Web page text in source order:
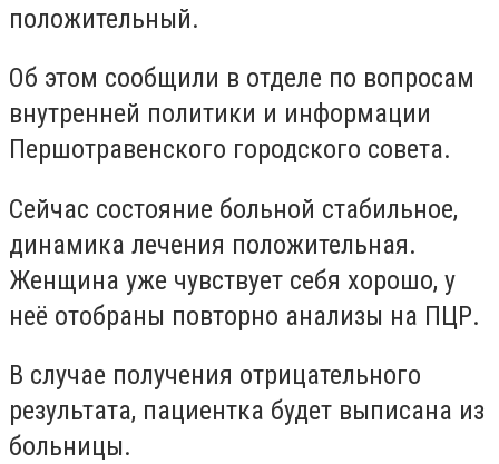
положительный.
Об этом сообщили в отделе по вопросам
внутренней политики и информации
Першотравенского городского совета.
Сейчас состояние больной стабильное,
динамика лечения положительная.
Женщина уже чувствует себя хорошо, у
неё отобраны повторно анализы на ПЦР.
В случае получения отрицательного
результата, пациентка будет выписана из
больницы.